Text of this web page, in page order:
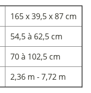
165 x 39,5 x 87 cm
54,5 à 62,5 cm
70 à 102,5 cm
2,36 m - 7,72 m